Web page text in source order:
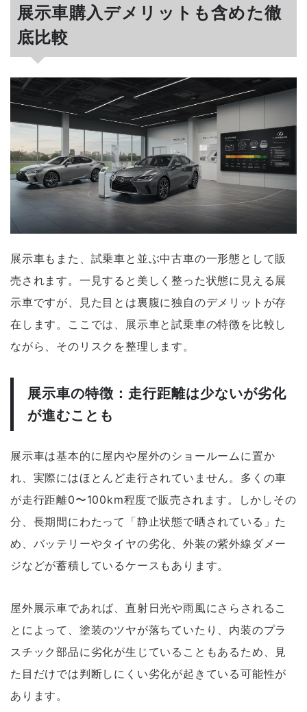
展示車購入デメリットも含めた徹
底比較
展示車もまた、試乗車と並ぶ中古車の一形態として販
売されます。一見すると美しく整った状態に見える展
示車ですが、見た目とは裏腹に独自のデメリットが存
在します。ここでは、展示車と試乗車の特徴を比較し
ながら、そのリスクを整理します。
展示車の特徴：走行距離は少ないが劣化
が進むことも
展示車は基本的に屋内や屋外のショールームに置か
れ、実際にはほとんど走行されていません。多くの車
が走行距離0〜100km程度で販売されます。しかしその
分、長期間にわたって「静止状態で晒されている」た
め、バッテリーやタイヤの劣化、外装の紫外線ダメー
ジなどが蓄積しているケースもあります。
屋外展示車であれば、直射日光や雨風にさらされるこ
とによって、塗装のツヤが落ちていたり、内装のプラ
スチック部品に劣化が生じていることもあるため、見
た目だけでは判断しにくい劣化が起きている可能性が
あります。